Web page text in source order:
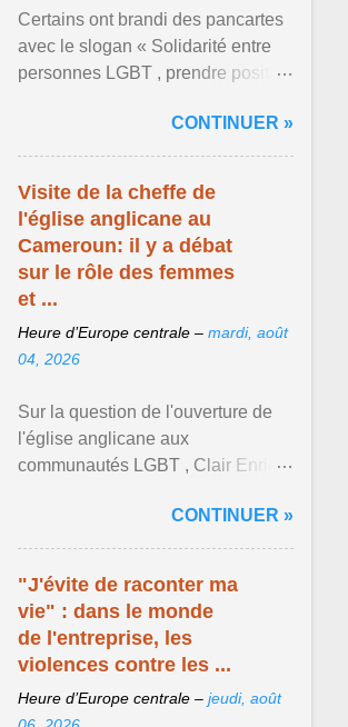
Certains ont brandi des pancartes
avec le slogan « Solidarité entre
personnes LGBT , prendre position
organisateurs ... Afficher l'article ...
CONTINUER »
Visite de la cheffe de
l'église anglicane au
Cameroun: il y a débat
sur le rôle des femmes
et ...
Heure d’Europe centrale – mardi, août
04, 2026
Sur la question de l'ouverture de
l'église anglicane aux
communautés LGBT , Clair Enrick
une position tranchée. Afficher
l'article ...
CONTINUER »
"J'évite de raconter ma
vie" : dans le monde
de l'entreprise, les
violences contre les ...
Heure d’Europe centrale – jeudi, août